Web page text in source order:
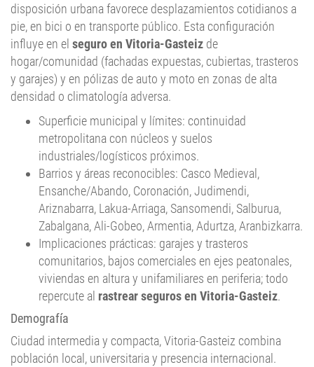
disposición urbana favorece desplazamientos cotidianos a
pie, en bici o en transporte público. Esta configuración
influye en el seguro en Vitoria-Gasteiz de
hogar/comunidad (fachadas expuestas, cubiertas, trasteros
y garajes) y en pólizas de auto y moto en zonas de alta
densidad o climatología adversa.
Superficie municipal y límites: continuidad
metropolitana con núcleos y suelos
industriales/logísticos próximos.
Barrios y áreas reconocibles: Casco Medieval,
Ensanche/Abando, Coronación, Judimendi,
Ariznabarra, Lakua-Arriaga, Sansomendi, Salburua,
Zabalgana, Ali-Gobeo, Armentia, Adurtza, Aranbizkarra.
Implicaciones prácticas: garajes y trasteros
comunitarios, bajos comerciales en ejes peatonales,
viviendas en altura y unifamiliares en periferia; todo
repercute al rastrear seguros en Vitoria-Gasteiz.
Demografía
Ciudad intermedia y compacta, Vitoria-Gasteiz combina
población local, universitaria y presencia internacional.